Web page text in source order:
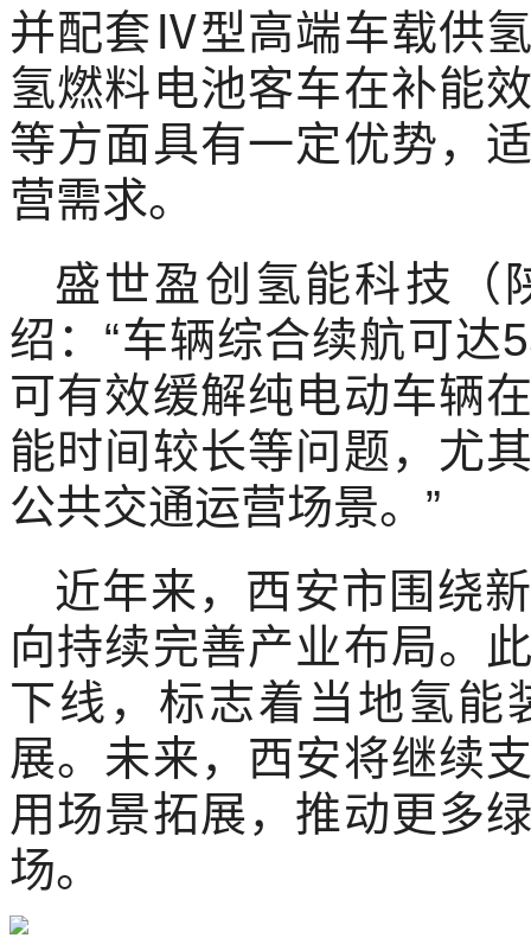
并配套Ⅳ型高端车载供
氢燃料电池客车在补能
等方面具有一定优势，
营需求。
盛世盈创氢能科技（
绍：“车辆综合续航可达
可有效缓解纯电动车辆
能时间较长等问题，尤
公共交通运营场景。”
近年来，西安市围绕
向持续完善产业布局。
下线，标志着当地氢能
展。未来，西安将继续
用场景拓展，推动更多
场。